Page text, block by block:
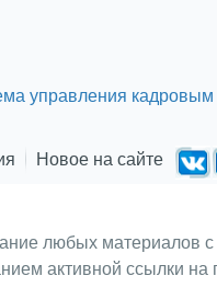
управления кадровым
Новое на сайте
любых материалов
активной ссылки на